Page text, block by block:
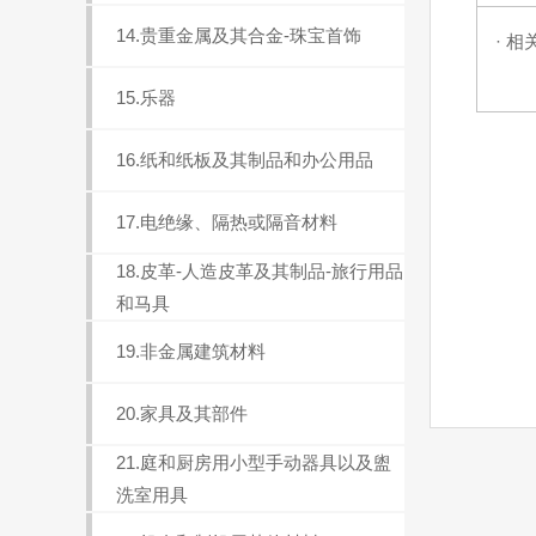
14.贵重金属及其合金-珠宝首饰
15.乐器
16.纸和纸板及其制品和办公用品
17.电绝缘、隔热或隔音材料
18.皮革-人造皮革及其制品-旅行用品
和马具
19.非金属建筑材料
20.家具及其部件
21.庭和厨房用小型手动器具以及盥
洗室用具
· 相